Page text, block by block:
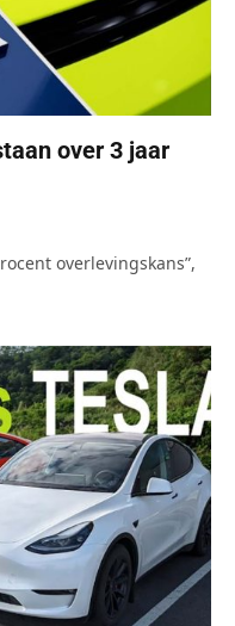
over 3 jaar
overlevingskans”,